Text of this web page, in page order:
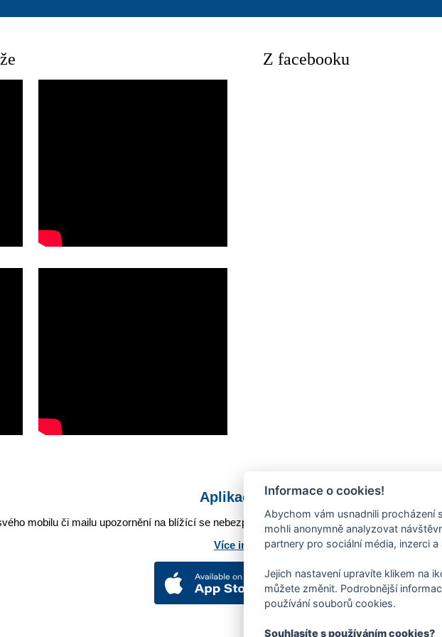
Z facebooku
Aplikace Mobilní rozhlas
mobilu či mailu upozornění na blížící se nebezpečí, odstávky, poruchy a výpadky
Více informací o aplikaci
Informace o cookies!
Abychom vám usnadnili procházení
mohli anonymně analyzovat
partnery pro sociální média, inzerci a
Jejich nastavení upravíte klikem na
můžete změnit. Podrobnější
používání souborů cookies.
Souhlasíte s používáním cookies?